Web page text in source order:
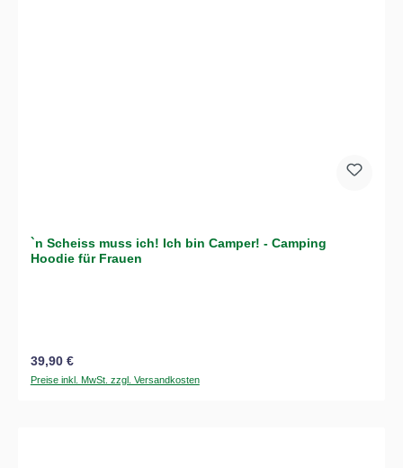
`n Scheiss muss ich! Ich bin Camper! - Camping
Hoodie für Frauen
Regulärer Preis:
39,90 €
Preise inkl. MwSt. zzgl. Versandkosten